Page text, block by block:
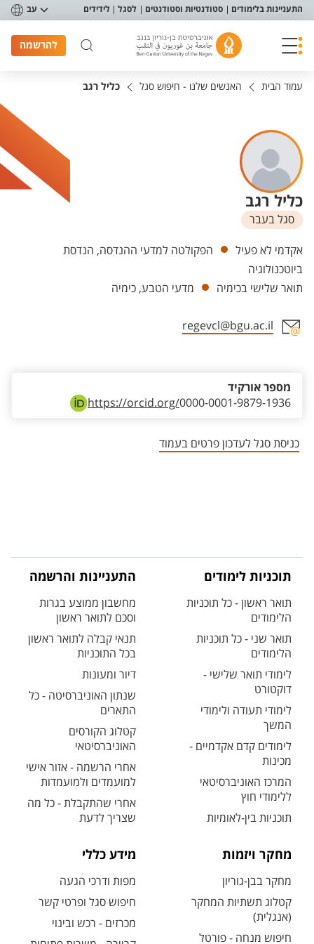
תפריט נגישות
התעניינות בלימודים סטודנטיות וסטודנטים לסגל לידידים עב
להרשמה
עמוד הבית האנשים שלנו - חיפוש סגל כליל רגב
כליל רגב
סגל בעבר
יחידות
אקדמי לא פעיל
הפקולטה למדעי ההנדסה, הנדסת
ביוטכנולוגיה
תואר שלישי בכימיה
מדעי הטבע, כימיה
regevcl@bgu.ac.il
https://orcid.org/0000-0001-9879-1936
מספר אורקיד
כניסת סגל לעדכון פרטים בעמוד
תוכניות לימודים
תואר ראשון - כל תוכניות
הלימודים
תואר שני - כל תוכניות
הלימודים
לימודי תואר שלישי -
דוקטורט
לימודי תעודה ולימודי
המשך
לימודים קדם אקדמיים -
מכינות
המרכז האוניברסיטאי
ללימודי חוץ
תוכניות בין-לאומיות
התעניינות והרשמה
מחשבון ממוצע בגרות
וסכם לתואר ראשון
תנאי קבלה לתואר ראשון
בכל התוכניות
דיור ומעונות
שנתון האוניברסיטה - כל
התארים
קטלוג הקורסים
האוניברסיטאי
אחרי הרשמה - אזור אישי
למועמדים ולמועמדות
אחרי שהתקבלת - כל מה
שצריך לדעת
מחקר ויזמות
מחקר בבן-גוריון
קטלוג תשתיות המחקר
(אנגלית)
חיפוש מנחה - פורטל
מידע כללי
מפות ודרכי הגעה
חיפוש סגל ופרטי קשר
מכרזים - רכש ובינוי